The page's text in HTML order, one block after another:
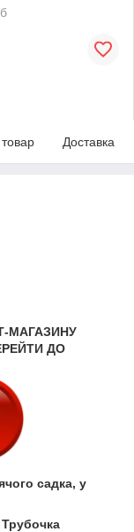
товар Доставка
МАГАЗИНУ
ДО
садка, у